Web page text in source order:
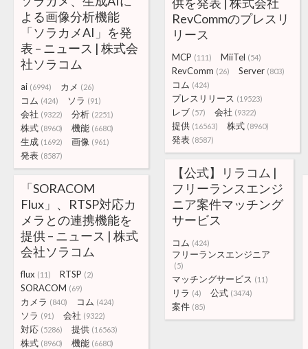
RevCommのプレスリ
リース
MCP (111) MiiTel (54)
RevComm (26) Server (803)
コム (424)
プレスリリース (19523)
レブ (57) 会社 (9322)
提供 (16563) 株式 (8960)
発表 (8587)
よる画像分析機能
「ソラカメAI」を発
表 – ニュース | 株式会
社ソラコム
ai (6994) カメ (26)
コム (424) ソラ (91)
会社 (9322) 分析 (2251)
株式 (8960) 機能 (6680)
生成 (1692) 画像 (961)
発表 (8587)
【公式】リラコム |
フリーランスエンジ
ニア案件マッチング
サービス
コム (424)
フリーランスエンジニア
(5)
マッチングサービス (11)
リラ (4) 公式 (3474)
案件 (85)
「SORACOM
Flux」、RTSP対応カ
メラとの連携機能を
提供 – ニュース | 株式
会社ソラコム
flux (11) RTSP (2)
SORACOM (69)
カメラ (840) コム (424)
ソラ (91) 会社 (9322)
対応 (5286) 提供 (16563)
株式 (8960) 機能 (6680)